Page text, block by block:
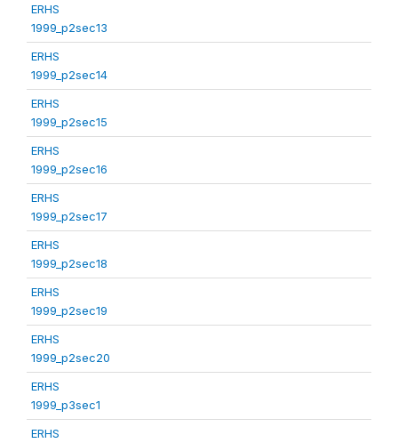
ERHS
1999_p2sec13
ERHS
1999_p2sec14
ERHS
1999_p2sec15
ERHS
1999_p2sec16
ERHS
1999_p2sec17
ERHS
1999_p2sec18
ERHS
1999_p2sec19
ERHS
1999_p2sec20
ERHS
1999_p3sec1
ERHS